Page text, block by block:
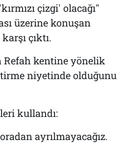
çizgi' olacağı"
üzerine konuşan
çıktı.
kentine yönelik
niyetinde olduğunu
kullandı:
ayrılmayacağız.